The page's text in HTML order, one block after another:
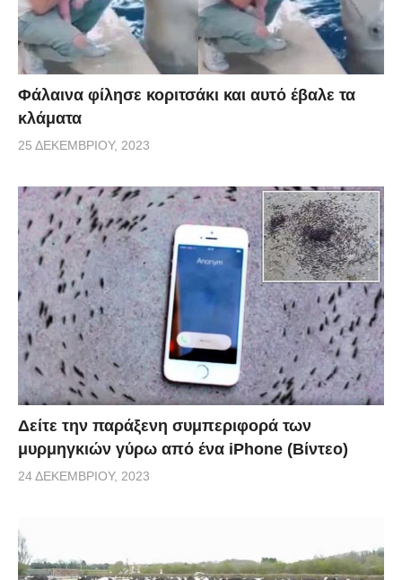
Φάλαινα φίλησε κοριτσάκι και αυτό έβαλε τα
κλάματα
25 ΔΕΚΕΜΒΡΊΟΥ, 2023
Δείτε την παράξενη συμπεριφορά των
μυρμηγκιών γύρω από ένα iPhone (Βίντεο)
24 ΔΕΚΕΜΒΡΊΟΥ, 2023